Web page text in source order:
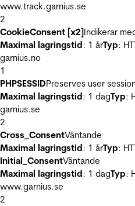
www.track.garnius.se
2
CookieConsent [x2]Indikerar
Maximal lagringstid: 1 årTyp:
garnius.no
1
PHPSESSIDPreserves user
Maximal lagringstid: 1 dagTyp:
garnius.se
2
Cross_ConsentVäntande
Maximal lagringstid: 1 årTyp:
Initial_ConsentVäntande
Maximal lagringstid: 1 dagTyp:
www.garnius.se
2